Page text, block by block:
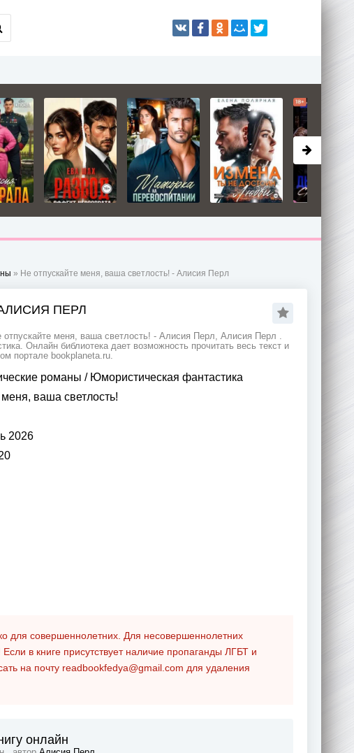
» Не отпускайте меня, ваша светлость! - Алисия Перл
ПЕРЛ
меня, ваша светлость! - Алисия Перл, Алисия Перл .
Онлайн библиотека дает возможность прочитать весь текст и
портале bookplaneta.ru.
романы / Юмористическая фантастика
ваша светлость!
2026
для совершеннолетних. Для несовершеннолетних
Если в книге присутствует наличие пропаганды ЛГБТ и
на почту readbookfedya@gmail.com для удаления
онлайн